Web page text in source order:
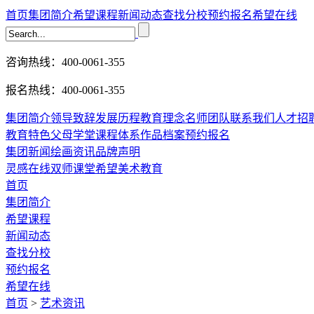
首页集团简介希望课程新闻动态查找分校预约报名希望在线
咨询热线：400-0061-355
报名热线：400-0061-355
集团简介领导致辞发展历程教育理念名师团队联系我们 人才招
教育特色父母学堂课程体系作品档案预约报名
集团新闻绘画资讯品牌声明
灵感在线双师课堂希望美术教育
首页
集团简介
希望课程
新闻动态
查找分校
预约报名
希望在线
首页 > 艺术资讯